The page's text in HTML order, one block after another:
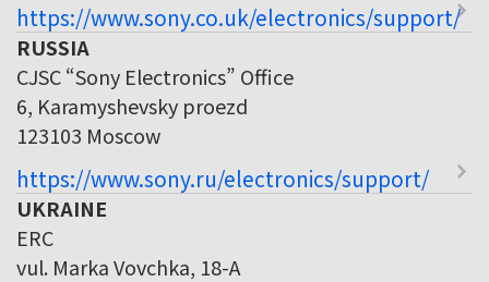
https://www.sony.co.uk/electronics/support/
RUSSIA
CJSC “Sony Electronics” Office
6, Karamyshevsky proezd
123103 Moscow
https://www.sony.ru/electronics/support/
UKRAINE
ERC
vul. Marka Vovchka, 18-A